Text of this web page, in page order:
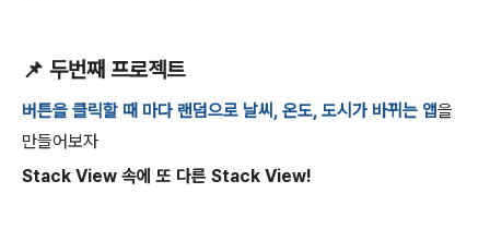
📌 두번째 프로젝트
버튼을 클릭할 때 마다 랜덤으로 날씨, 온도, 도시가 바뀌는 앱을
만들어보자
Stack View 속에 또 다른 Stack View!